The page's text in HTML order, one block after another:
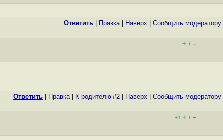
Ответить Правка| Наверх Cообщить модератору
+ / –
Ответить Правка| К родителю #2 Наверх Cообщить модератору
+1 + / –